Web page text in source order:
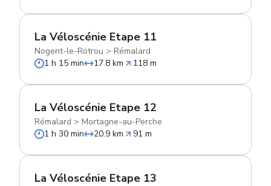
La Véloscénie Etape 11
Nogent-le-Rotrou > Rémalard
1 h 15 min
17.8 km 118 m
La Véloscénie Etape 12
Rémalard > Mortagne-au-Perche
1 h 30 min
20.9 km 91 m
La Véloscénie Etape 13